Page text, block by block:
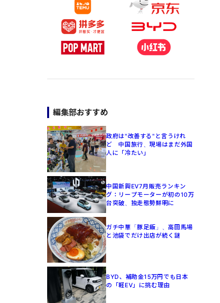
編集部おすすめ
政府は"改善する"と言うけれ
ど 中国旅行、現場はまだ外国
人に「冷たい」
中国新興EV7月販売ランキン
グ：リープモーターが初の10万
台突破、独走態勢鮮明に
ガチ中華「豚足飯」、高田馬場
と池袋でだけ出店が続く謎
BYD、補助金15万円でも日本
の「軽EV」に挑む理由